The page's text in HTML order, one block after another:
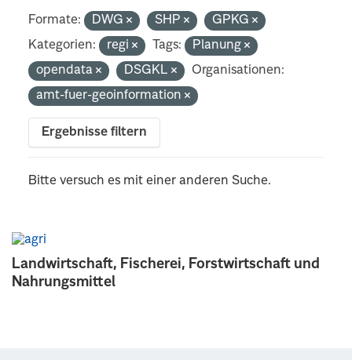
Landwirtschaft, Fischerei, Forstwirtschaft und
Nahrungsmittel
Formate: DWG SHP
GPKG
Kategorien:
regi Tags:
Planung
opendata
DSGKL
Organisationen:
amt-fuer-geoinformation
Ergebnisse filtern
Bitte versuch es mit einer anderen Suche.